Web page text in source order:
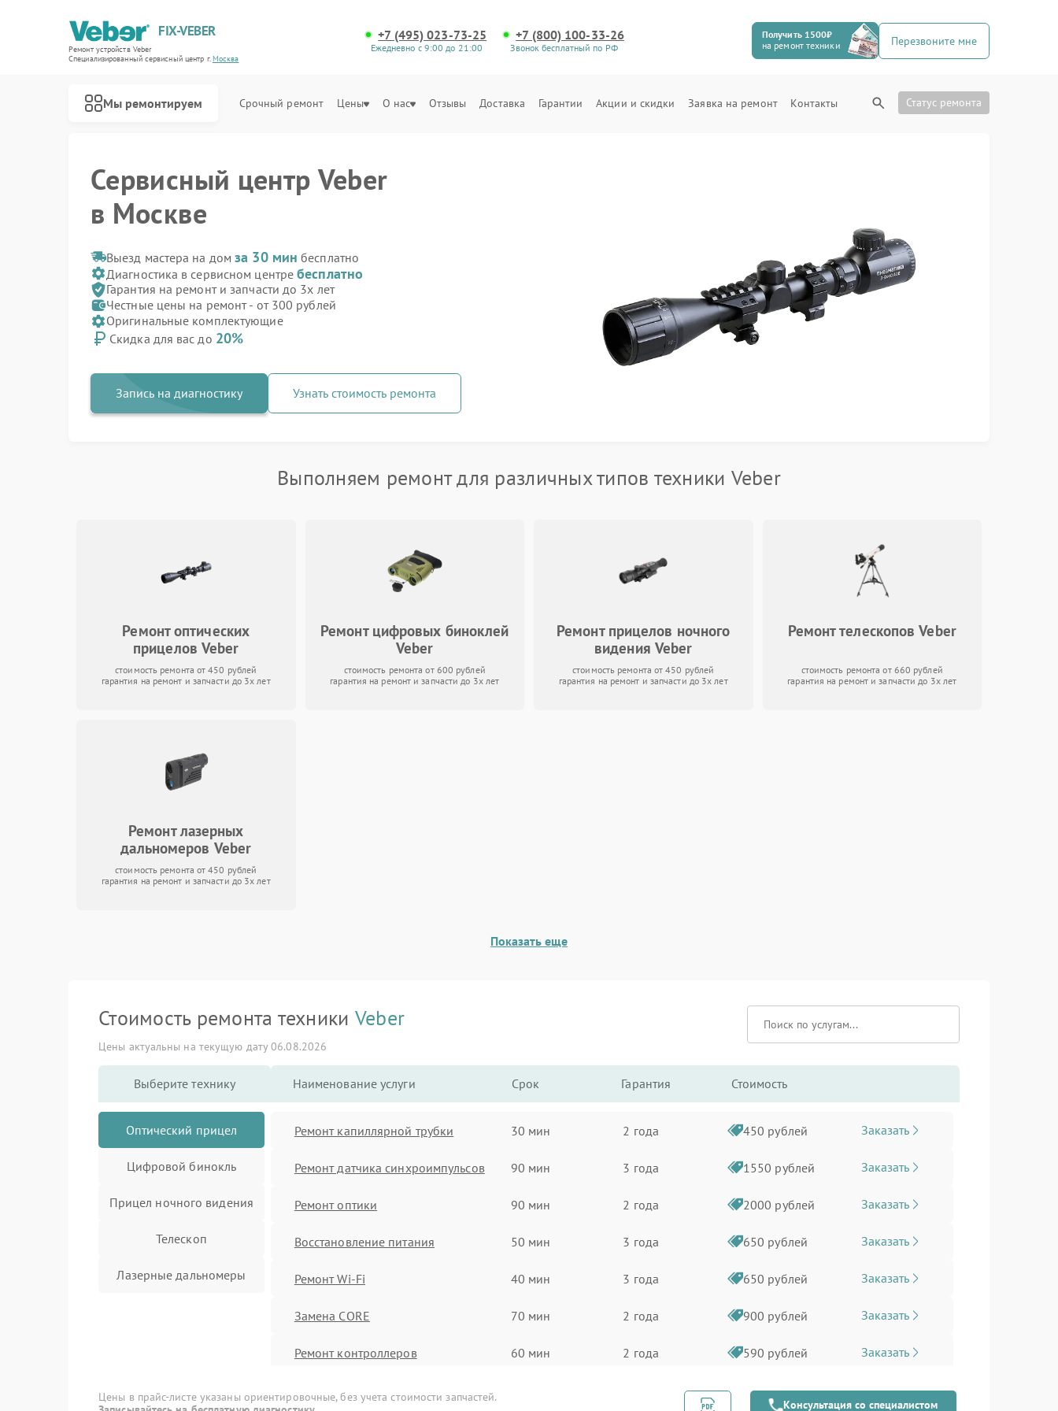
FIX-VEBER
Ремонт устройств Veber
Специализированный cервисный центр г.Москва
+7 (495) 023-73-25
Ежедневно с 9:00 до 21:00
+7 (800) 100-33-26
Звонок бесплатный по РФ
Получить 1500₽
на ремонт техники
Перезвоните мне
Мы ремонтируем Срочный ремонт Цены О нас Отзывы Доставка Гарантии Акции и скидки Заявка на ремонт Контакты Статус ремонта
Сервисный центр Veber
в Москве
Выезд мастера на домза 30 мин бесплатно
Диагностика в сервисном центребесплатно
Гарантия на ремонт и запчасти до 3х лет
Честные цены на ремонт - от 300 рублей
Оригинальные комплектующие
Скидка для вас до 20%
Запись на диагностику Узнать стоимость ремонта
Выполняем ремонт для различных типов техники Veber
Ремонт оптических
прицелов Veber
стоимость ремонта от 450 рублей
гарантия на ремонт и запчасти до 3х лет
Ремонт цифровых биноклей
Veber
стоимость ремонта от 600 рублей
гарантия на ремонт и запчасти до 3х лет
Ремонт прицелов ночного
видения Veber
стоимость ремонта от 450 рублей
гарантия на ремонт и запчасти до 3х лет
Ремонт телескопов Veber
стоимость ремонта от 660 рублей
гарантия на ремонт и запчасти до 3х лет
Ремонт лазерных
дальномеров Veber
стоимость ремонта от 450 рублей
гарантия на ремонт и запчасти до 3х лет
Показать еще
Стоимость ремонта техники Veber
Цены актуальны на текущую дату 06.08.2026
Выберите технику
Оптический прицел
Цифровой бинокль
Прицел ночного видения
Телескоп
Лазерные дальномеры
Наименование услуги Срок Гарантия Стоимость
Ремонт капиллярной трубки 30 мин 2 года 450 рублей Заказать
Ремонт датчика синхроимпульсов 90 мин 3 года 1550 рублей Заказать
Ремонт оптики 90 мин 2 года 2000 рублей Заказать
Восстановление питания 50 мин 3 года 650 рублей Заказать
Ремонт Wi-Fi 40 мин 3 года 650 рублей Заказать
Замена CORE 70 мин 2 года 900 рублей Заказать
Ремонт контроллеров 60 мин 2 года 590 рублей Заказать
Замена аккумулятора 590 рублей Заказать
Цены в прайс-листе указаны ориентировочные, без учета стоимости запчастей.
Консультация со специалистом